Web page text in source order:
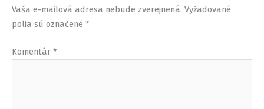
Vaša e-mailová adresa nebude zverejnená. Vyžadované
polia sú označené *
Komentár *